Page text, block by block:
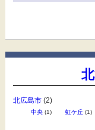
北広島市(2)
中央(1) 虹ケ丘 (1)